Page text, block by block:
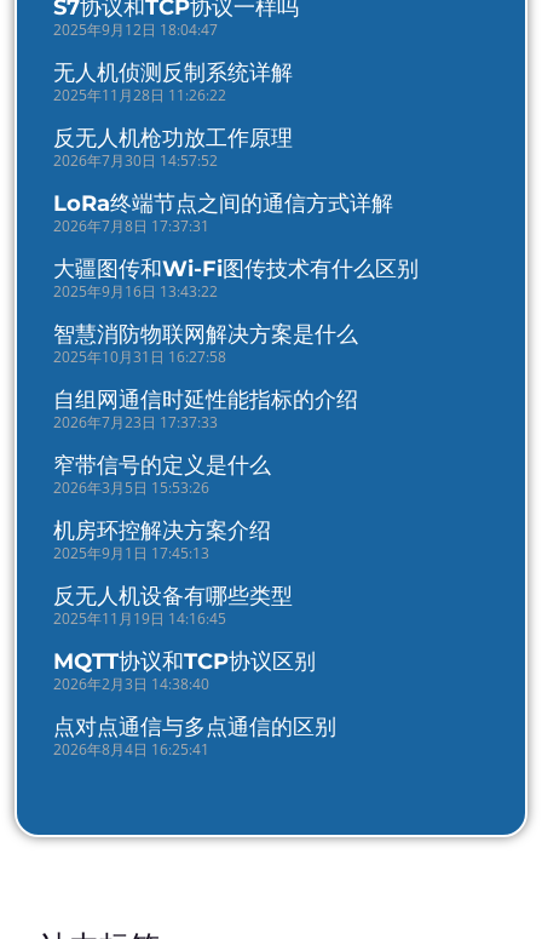
S7协议和TCP协议一样吗
2025年9月12日 18:04:47
无人机侦测反制系统详解
2025年11月28日 11:26:22
反无人机枪功放工作原理
2026年7月30日 14:57:52
LoRa终端节点之间的通信方式详解
2026年7月8日 17:37:31
大疆图传和Wi-Fi图传技术有什么区别
2025年9月16日 13:43:22
智慧消防物联网解决方案是什么
2025年10月31日 16:27:58
自组网通信时延性能指标的介绍
2026年7月23日 17:37:33
窄带信号的定义是什么
2026年3月5日 15:53:26
机房环控解决方案介绍
2025年9月1日 17:45:13
反无人机设备有哪些类型
2025年11月19日 14:16:45
MQTT协议和TCP协议区别
2026年2月3日 14:38:40
点对点通信与多点通信的区别
2026年8月4日 16:25:41